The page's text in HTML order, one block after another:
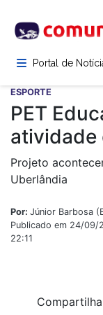
para
conteúdoPortal de
ESPORTE
PET
atividade
Projeto
Uberlândia
Por: Júnior Barbosa
Publicado em 24/09/
22:11